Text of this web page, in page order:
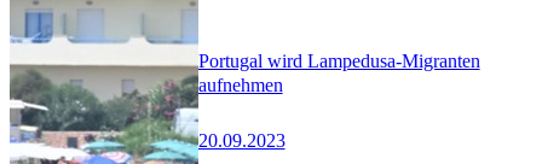
Portugal wird Lampedusa-Migranten
aufnehmen
20.09.2023